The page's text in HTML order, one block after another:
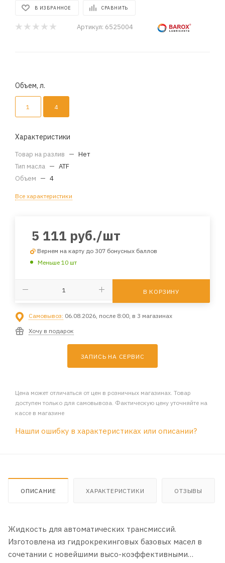
В ИЗБРАННОЕ СРАВНИТЬ
Артикул: 6525004
Объем, л.
1 4
Характеристики
Товар на разлив — Нет
Тип масла — ATF
Объем — 4
Все характеристики
5 111 руб./шт
Вернем на карту до 307 бонусных баллов
Меньше 10 шт
В КОРЗИНУ
Самовывоз: 06.08.2026, после 8:00, в 3 магазинах
Хочу в подарок
ЗАПИСЬ НА СЕРВИС
Цена может отличаться от цен в розничных магазинах. Товар
доступен только для самовывоза. Фактическую цену уточняйте на
кассе в магазине
Нашли ошибку в характеристиках или описании?
ОПИСАНИЕ ХАРАКТЕРИСТИКИ ОТЗЫВЫ
Жидкость для автоматических трансмиссий.
Изготовлена из гидрокрекинговых базовых масел в
сочетании с новейшими высо-коэффективными